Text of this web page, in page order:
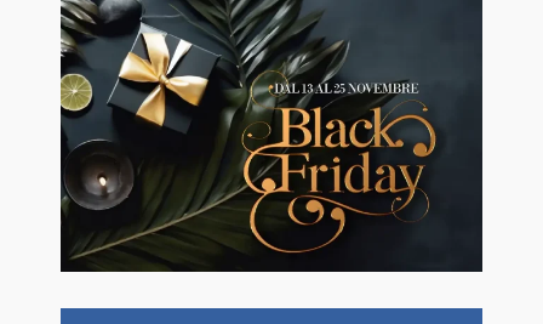
🖤BLACK FRIDAY dal 13 a l 25
Novembre sconti fino al 50% Su
Erboristeria ed Estetica.